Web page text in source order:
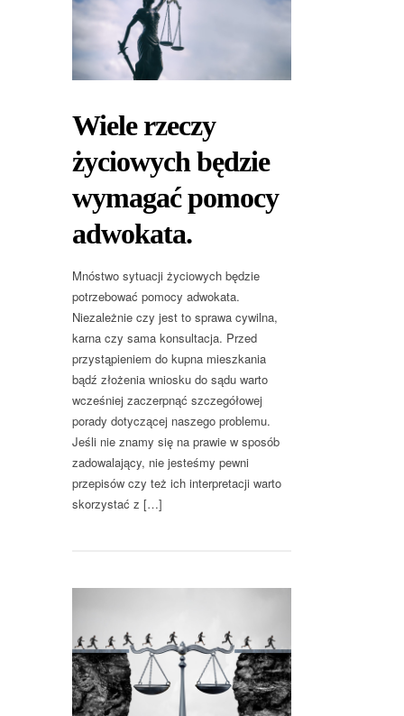
Wiele rzeczy
życiowych będzie
wymagać pomocy
adwokata.
Mnóstwo sytuacji życiowych będzie
potrzebować pomocy adwokata.
Niezależnie czy jest to sprawa cywilna,
karna czy sama konsultacja. Przed
przystąpieniem do kupna mieszkania
bądź złożenia wniosku do sądu warto
wcześniej zaczerpnąć szczegółowej
porady dotyczącej naszego problemu.
Jeśli nie znamy się na prawie w sposób
zadowalający, nie jesteśmy pewni
przepisów czy też ich interpretacji warto
skorzystać z […]